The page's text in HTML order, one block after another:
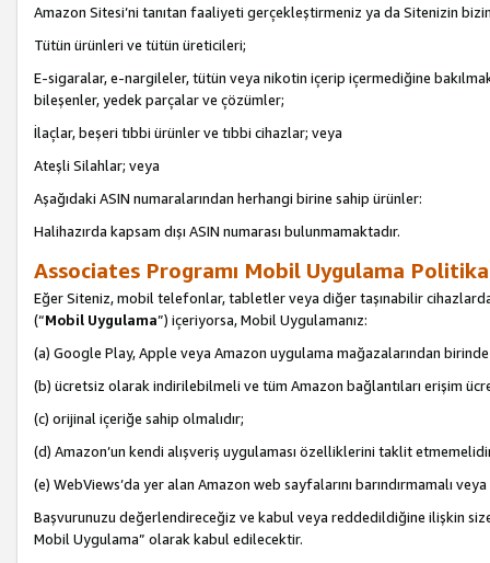
Amazon Sitesi’ni tanıtan faaliyeti gerçekleştirmeniz ya da Sitenizin
Tütün ürünleri ve tütün üreticileri;
E-sigaralar, e-nargileler, tütün veya nikotin içerip içermediğine
bileşenler, yedek parçalar ve çözümler;
İlaçlar, beşeri tıbbi ürünler ve tıbbi cihazlar; veya
Ateşli Silahlar; veya
Aşağıdaki ASIN numaralarından herhangi birine sahip ürünler:
Halihazırda kapsam dışı ASIN numarası bulunmamaktadır.
Associates Programı Mobil Uygulama
Eğer Siteniz, mobil telefonlar, tabletler veya diğer taşınabilir
(“Mobil Uygulama”) içeriyorsa, Mobil Uygulamanız:
(a) Google Play, Apple veya Amazon uygulama mağazalarından birinde
(b) ücretsiz olarak indirilebilmeli ve tüm Amazon bağlantıları erişim
(c) orijinal içeriğe sahip olmalıdır;
(d) Amazon’un kendi alışveriş uygulaması özelliklerini taklit
(e) WebViews’da yer alan Amazon web sayfalarını barındırmamalı
Başvurunuzu değerlendireceğiz ve kabul veya reddedildiğine ilişkin
Mobil Uygulama” olarak kabul edilecektir.